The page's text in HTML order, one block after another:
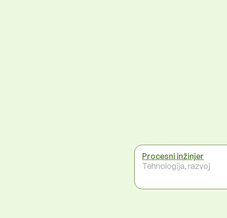
Procesni inžinjer
Tehnologija, razvoj